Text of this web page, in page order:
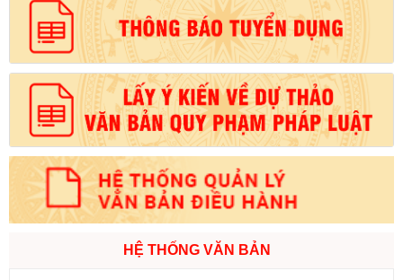
HỆ THỐNG VĂN BẢN
(Công văn V/v triển khai thực hiện Nghị định số
303/2026/NĐ-CP ngày 01/8/2026 của Chính phủ sửa đổi, bổ
sung một số điều của Nghị định số 32/2024/NĐ-CP ngày
15/3/2024 của Chính phủ về quản lý, phát triển cụm công nghiệp)
Ngày ban hành: (06/08/2026)
Số:1701/QĐ-UBND
Tên:(Quyết định Về việc công bố thủ tục hành chính được sửa
đổi, bổ sung và phê duyệt Quy trình nội bộ giải quyết trong lĩnh
vực thành lập và hoạt động của hộ kinh doanh thuộc phạm vi
chức năng quản lý của Sở Tài chính)
Ngày ban hành: (05/08/2026) -Ngày hiệu lực: (05/08/2026)